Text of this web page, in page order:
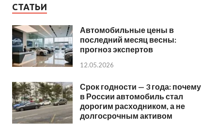
СТАТЬИ
Автомобильные цены в
последний месяц весны:
прогноз экспертов
12.05.2026
Срок годности — 3 года: почему
в России автомобиль стал
дорогим расходником, а не
долгосрочным активом